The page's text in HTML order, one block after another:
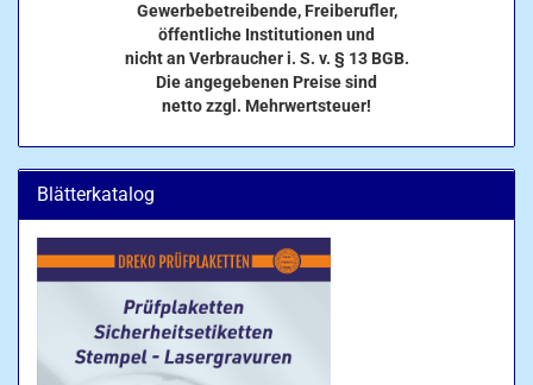
Gewerbebetreibende, Freiberufler,
öffentliche Institutionen und
nicht an Verbraucher i. S. v. § 13 BGB.
Die angegebenen Preise sind
netto zzgl. Mehrwertsteuer!
Blätterkatalog